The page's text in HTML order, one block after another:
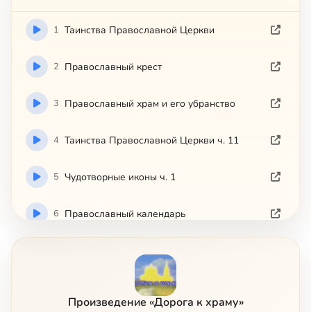
1 Таинства Православной Церкви
2 Православный крест
3 Православный храм и его убранство
4 Таинства Православной Церкви ч. 11
5 Чудотворные иконы ч. 1
6 Православный календарь
Произведение «Дорога к храму»